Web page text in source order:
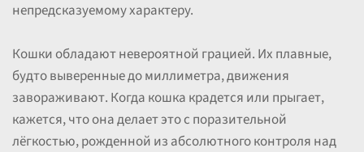
непредсказуемому характеру.
Кошки обладают невероятной грацией. Их плавные,
будто выверенные до миллиметра, движения
завораживают. Когда кошка крадется или прыгает,
кажется, что она делает это с поразительной
лёгкостью, рожденной из абсолютного контроля над